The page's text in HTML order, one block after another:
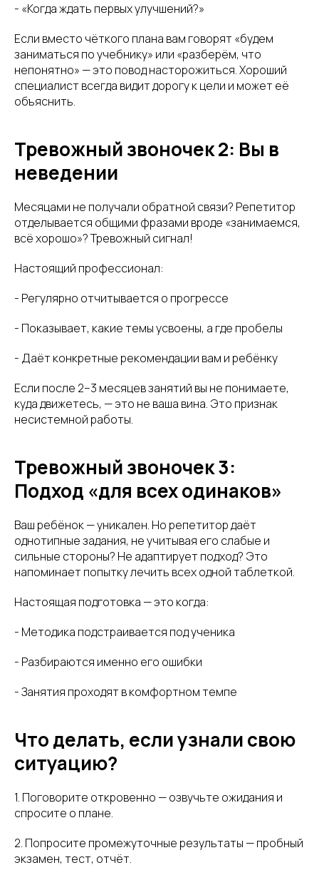
- «Когда ждать первых улучшений?»
Если вместо чёткого плана вам говорят «будем
заниматься по учебнику» или «разберём, что
непонятно» — это повод насторожиться. Хороший
специалист всегда видит дорогу к цели и может её
объяснить.
Тревожный звоночек 2: Вы в
неведении
Месяцами не получали обратной связи? Репетитор
отделывается общими фразами вроде «занимаемся,
всё хорошо»? Тревожный сигнал!
Настоящий профессионал:
- Регулярно отчитывается о прогрессе
- Показывает, какие темы усвоены, а где пробелы
- Даёт конкретные рекомендации вам и ребёнку
Если после 2–3 месяцев занятий вы не понимаете,
куда движетесь, — это не ваша вина. Это признак
несистемной работы.
Тревожный звоночек 3:
Подход «для всех одинаков»
Ваш ребёнок — уникален. Но репетитор даёт
однотипные задания, не учитывая его слабые и
сильные стороны? Не адаптирует подход? Это
напоминает попытку лечить всех одной таблеткой.
Настоящая подготовка — это когда:
- Методика подстраивается под ученика
- Разбираются именно его ошибки
- Занятия проходят в комфортном темпе
Что делать, если узнали свою
ситуацию?
1. Поговорите откровенно — озвучьте ожидания и
спросите о плане.
2. Попросите промежуточные результаты — пробный
экзамен, тест, отчёт.